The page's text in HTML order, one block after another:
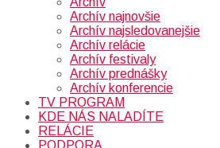
Archív najnovšie
Archív najsledovanejšie
Archív relácie
Archív festivaly
Archív prednášky
Archív konferencie
TV PROGRAM
KDE NÁS NALADÍTE
RELÁCIE
PODPORA